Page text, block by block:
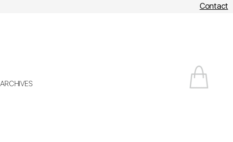
Contact
ARCHIVES